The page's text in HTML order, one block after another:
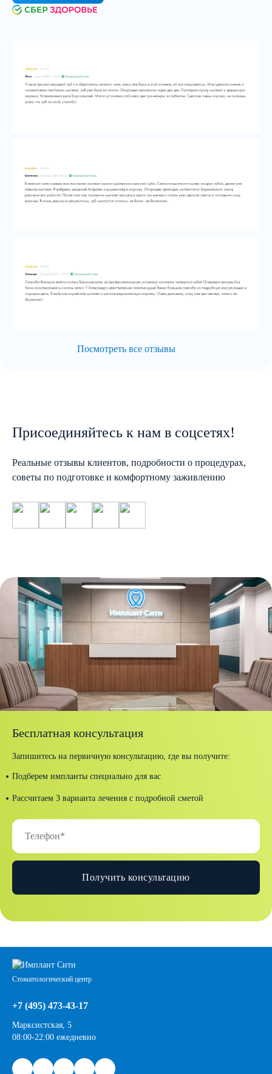
Посмотреть все отзывы
Присоединяйтесь к нам в соцсетях!
Реальные отзывы клиентов, подробности о процедурах,
советы по подготовке и комфортному заживлению
Бесплатная консультация
Запишитесь на первичную консультацию, где вы получите:
Подберем импланты специально для вас
Рассчитаем 3 варианта лечения с подробной сметой
Получить консультацию
Стоматологический центр
+7 (495) 473-43-17
Марксистская, 5
08:00-22:00 ежедневно